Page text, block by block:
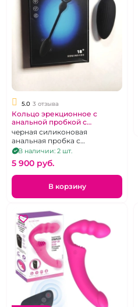
5.0 3 отзыва
Кольцо эрекционное с
анальной пробкой с
беспроводным пультом
черная силиконовая
анальная пробка с
эрекционным кольцом на
сцепке, с вибрацией и
пультом
В наличии: 2 шт.
5 900 pуб.
В корзину